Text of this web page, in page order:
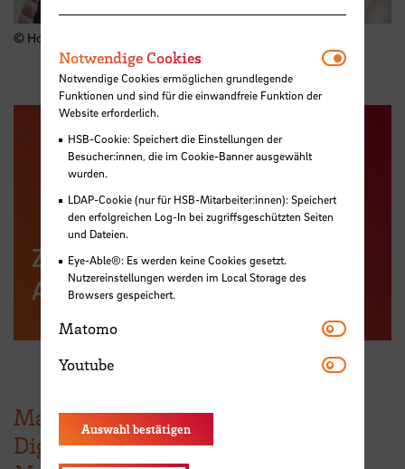
© Hochschule Bremen – Marcus Meyer Photography
Zum Master of Business
Administration (MBA)
Master Management -
Digitalisierung & Transformation
Notwendige Cookies
Notwendige Cookies ermöglichen grundlegende
Funktionen und sind für die einwandfreie Funktion der
Website erforderlich.
HSB-Cookie: Speichert die Einstellungen der
Besucher:innen, die im Cookie-Banner ausgewählt
wurden.
LDAP-Cookie (nur für HSB-Mitarbeiter:innen): Speichert
den erfolgreichen Log-In bei zugriffsgeschützten Seiten
und Dateien.
Eye-Able®: Es werden keine Cookies gesetzt.
Nutzereinstellungen werden im Local Storage des
Browsers gespeichert.
Matomo Matomo
Youtube Youtube
Auswahl bestätigen